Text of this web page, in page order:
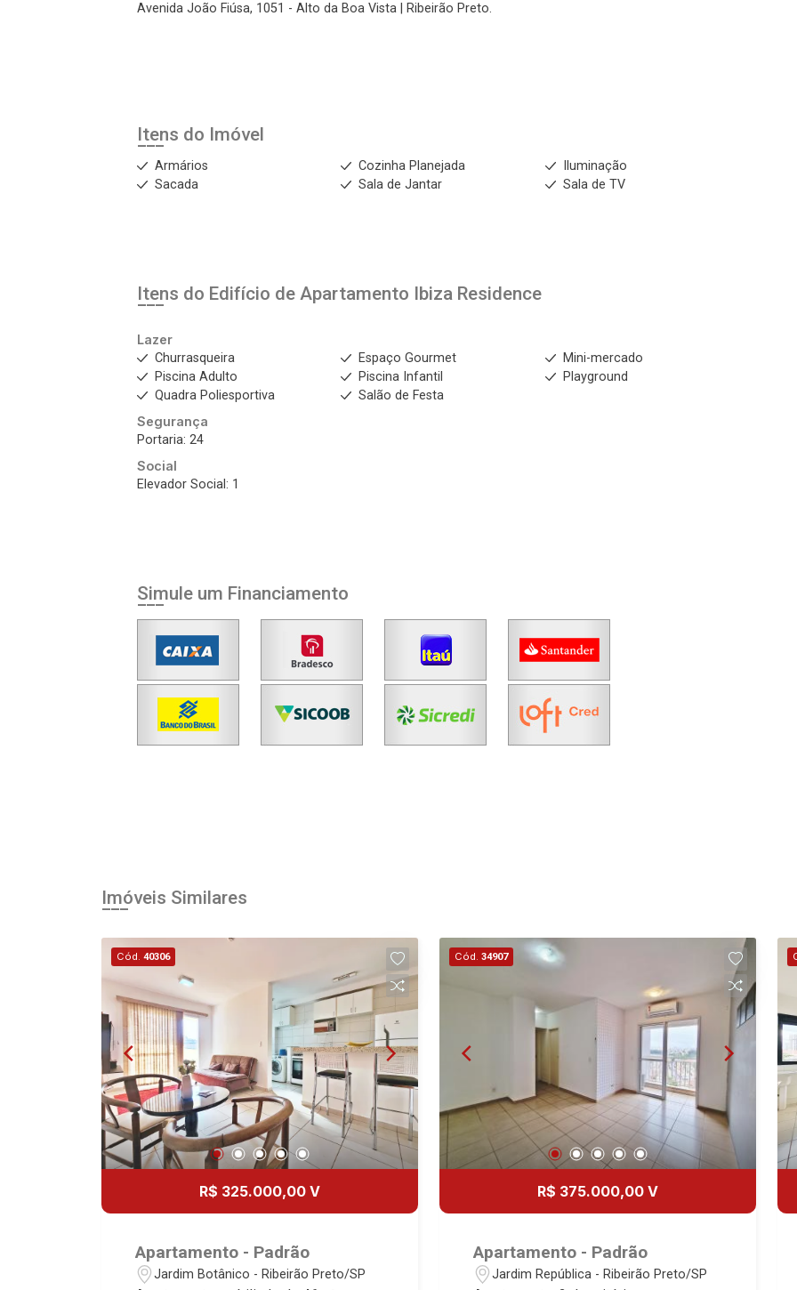
Avenida João Fiúsa, 1051 - Alto da Boa Vista | Ribeirão Preto.
Itens do Imóvel
Armários Cozinha Planejada
Iluminação
Sacada
Sala de Jantar Sala de TV
Itens do Edifício de Apartamento Ibiza Residence
Lazer
Churrasqueira
Espaço Gourmet
Mini-mercado
Piscina Adulto
Piscina Infantil
Playground
Quadra Poliesportiva
Salão de Festa
Segurança
Portaria: 24
Social
Elevador Social: 1
Simule um Financiamento
Imóveis Similares
Cód. 40306
R$ 325.000,00 V
Apartamento - Padrão
Jardim Botânico - Ribeirão Preto/SP
Cód. 34907
R$ 375.000,00 V
Apartamento - Padrão
Jardim República - Ribeirão Preto/SP